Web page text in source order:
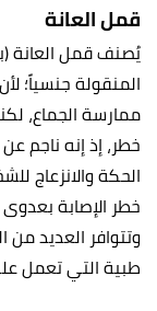
قمل العانة
المنقولة جنسياً؛
ممارسة الجماع،
خطر، إذ إنه ناجم
الحكة والانزعاج
خطر الإصابة
وتتوافر العديد
طبية التي تعمل